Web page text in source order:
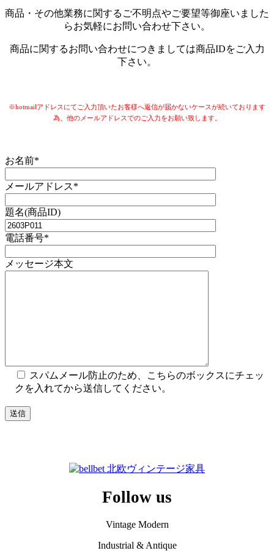
商品・その他業務に関するご不明点やご要望等御座いました
らお気軽にお問い合わせ下さい。
商品に関するお問い合わせにつきましては商品IDをご入力
下さい。
※hotmailアドレスにてご入力頂いたお客様へ返信が届かないケースが続いております
為、他のメールアドレスでのご入力をお願い致します。
お名前*
メールアドレス*
題名(商品ID)
電話番号*
メッセージ本文
スパムメール防止のため、こちらのボックスにチェッ
クを入れてから送信してください。
Follow us
Vintage Modern
Industrial & Antique